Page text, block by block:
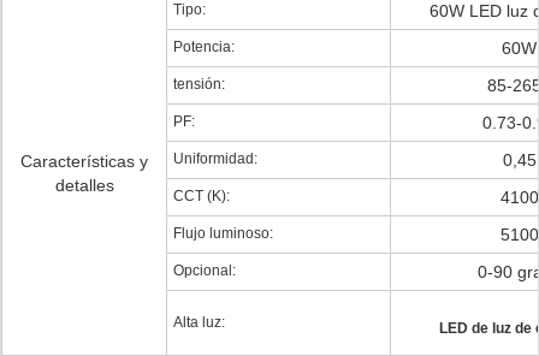
Características y
detalles
Tipo: 60W LED luz
Potencia: 60W
tensión: 85-
PF: 0.73-
Uniformidad: 0,45
CCT (K): 4100
Flujo luminoso: 5100
Opcional: 0-90
Alta luz: LED de luz